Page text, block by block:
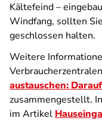
Kältefeind –
Windfang, sollten
geschlossen halten.
Weitere
austauschen:
zusammengestellt.
im Artikel